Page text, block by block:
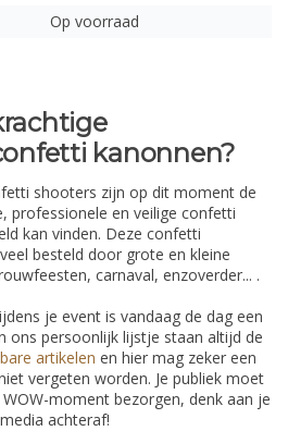
Op voorraad
kanonnen?
shooters zijn op dit moment de
professionele en veilige confetti
kan vinden. Deze confetti
besteld door grote en kleine
carnaval, enzoverder... .
je event is vandaag de dag een
ons persoonlijk lijstje staan altijd de
artikelen en hier mag zeker een
vergeten worden. Je publiek moet
moment bezorgen, denk aan je
achteraf!